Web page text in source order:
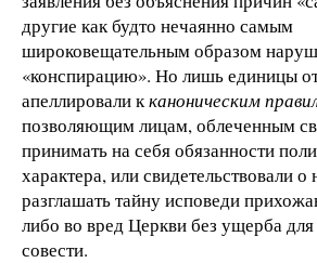
другие как будто нечаянно самым
широковещательным образом
«конспирацию». Но лишь единицы
апеллировали кканоническим
позволяющим лицам, облеченным
принимать на себя обязанности
характера, или свидетельствовали
разглашать тайну исповеди
либо во вред Церкви без ущерба
совести.